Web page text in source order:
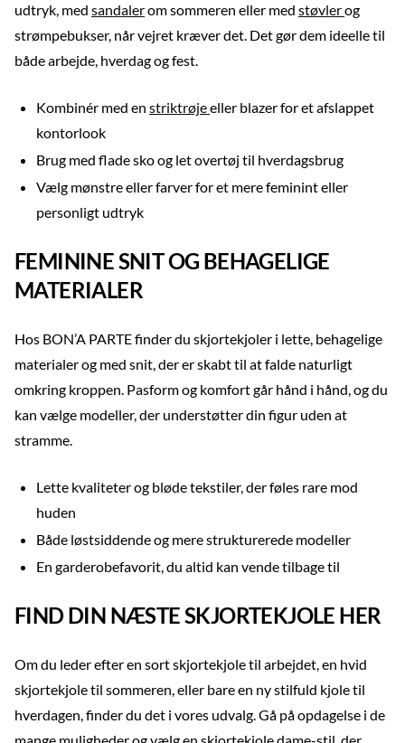
udtryk, med sandalerom sommeren eller med støvlerog
strømpebukser, når vejret kræver det. Det gør dem ideelle til
både arbejde, hverdag og fest.
Kombinér med en striktrøjeeller blazer for et afslappet
kontorlook
Brug med flade sko og let overtøj til hverdagsbrug
Vælg mønstre eller farver for et mere feminint eller
personligt udtryk
FEMININE SNIT OG BEHAGELIGE
MATERIALER
Hos BON’A PARTE finder du skjortekjoler i lette, behagelige
materialer og med snit, der er skabt til at falde naturligt
omkring kroppen. Pasform og komfort går hånd i hånd, og du
kan vælge modeller, der understøtter din figur uden at
stramme.
Lette kvaliteter og bløde tekstiler, der føles rare mod
huden
Både løstsiddende og mere strukturerede modeller
En garderobefavorit, du altid kan vende tilbage til
FIND DIN NÆSTE SKJORTEKJOLE HER
Om du leder efter en sort skjortekjole til arbejdet, en hvid
skjortekjole til sommeren, eller bare en ny stilfuld kjole til
hverdagen, finder du det i vores udvalg. Gå på opdagelse i de